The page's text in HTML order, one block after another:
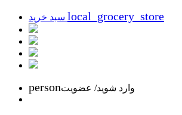
local_grocery_store
personوارد شوید/ عضویت